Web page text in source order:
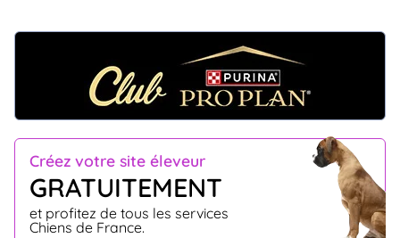
Créez votre site éleveur
GRATUITEMENT
et profitez de tous les services
Chiens de France.